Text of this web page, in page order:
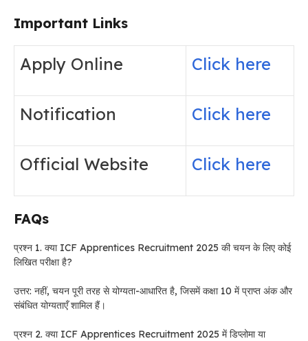
Important Links
Apply Online Click here
Notification Click here
Official Website Click here
FAQs
प्रश्न 1. क्या ICF Apprentices Recruitment 2025 की चयन के लिए कोई
लिखित परीक्षा है?
उत्तर: नहीं, चयन पूरी तरह से योग्यता-आधारित है, जिसमें कक्षा 10 में प्राप्त अंक और
संबंधित योग्यताएँ शामिल हैं।
प्रश्न 2. क्या ICF Apprentices Recruitment 2025 में डिप्लोमा या